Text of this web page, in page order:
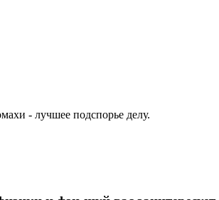
- лучшее подспорье делу.